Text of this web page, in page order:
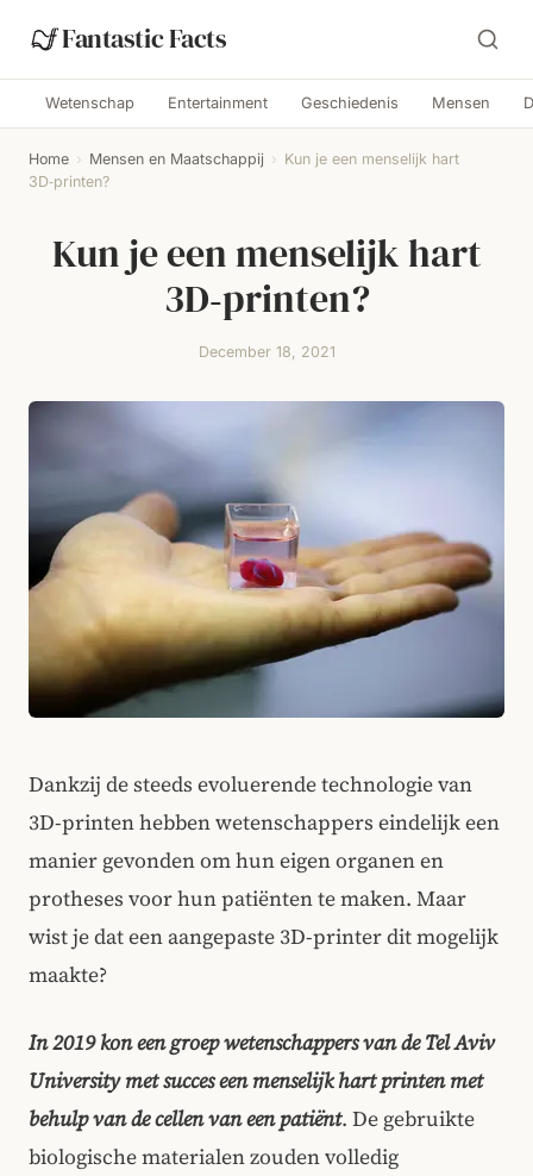
Fantastic Facts
Wetenschap Entertainment Geschiedenis Mensen
Home › Mensen en Maatschappij › Kun je een menselijk hart
3D‑printen?
Kun je een menselijk hart
3D‑printen?
December 18, 2021
Dankzij de steeds evoluerende technologie van
3D-printen hebben wetenschappers eindelijk een
manier gevonden om hun eigen organen en
protheses voor hun patiënten te maken. Maar
wist je dat een aangepaste 3D-printer dit mogelijk
maakte?
In 2019 kon een groep wetenschappers van de Tel Aviv
University met succes een menselijk hart printen met
behulp van de cellen van een patiënt. De gebruikte
biologische materialen zouden volledig